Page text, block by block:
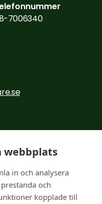
webbplats
in och analysera
och
kopplade till
7006340